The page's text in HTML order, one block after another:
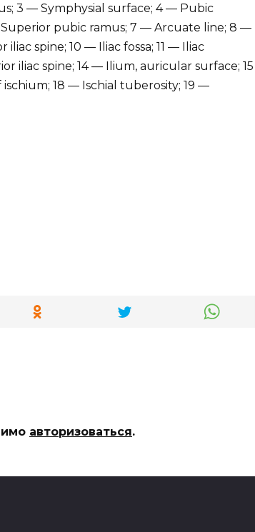
3 — Symphysial surface; 4 — Pubic
pubic ramus; 7 — Arcuate line; 8 —
spine; 10 — Iliac fossa; 11 — Iliac
iliac spine; 14 — Ilium, auricular surface; 15
18 — Ischial tuberosity; 19 —
авторизоваться.